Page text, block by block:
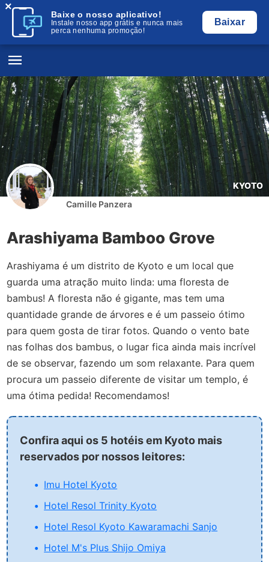
Baixe o nosso aplicativo!
Instale nosso app grátis e nunca mais
perca nenhuma promoção!
Baixar
×
KYOTO
Camille Panzera
Arashiyama Bamboo Grove
Arashiyama é um distrito de Kyoto e um local que
guarda uma atração muito linda: uma floresta de
bambus! A floresta não é gigante, mas tem uma
quantidade grande de árvores e é um passeio ótimo
para quem gosta de tirar fotos. Quando o vento bate
nas folhas dos bambus, o lugar fica ainda mais incrível
de se observar, fazendo um som relaxante. Para quem
procura um passeio diferente de visitar um templo, é
uma ótima pedida! Recomendamos!
Confira aqui os 5 hotéis em Kyoto mais
reservados por nossos leitores:
Imu Hotel Kyoto
Hotel Resol Trinity Kyoto
Hotel Resol Kyoto Kawaramachi Sanjo
Hotel M's Plus Shijo Omiya